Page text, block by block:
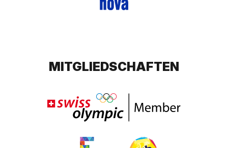
MITGLIEDSCHAFTEN